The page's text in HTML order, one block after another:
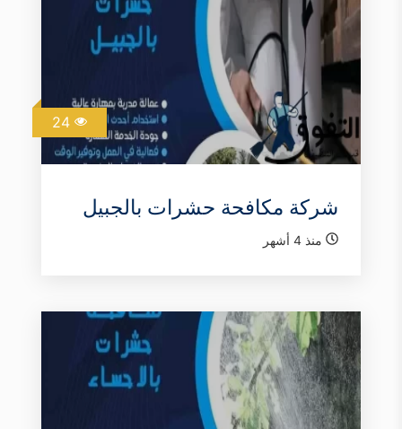
شركة مكافحة حشرات بالجبيل
منذ 4 أشهر